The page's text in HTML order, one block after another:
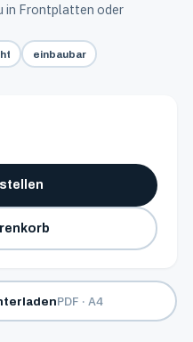
in Frontplatten oder
einbaubar
PDF · A4